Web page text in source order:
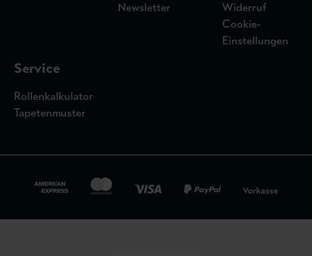
Newsletter
Widerruf
Cookie-
Einstellungen
Service
Rollenkalkulator
Tapetenmuster